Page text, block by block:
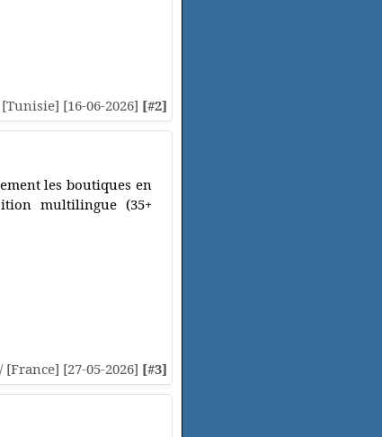
[Tunisie] [16-06-2026] [#2]
les boutiques en
multilingue (35+
[France] [27-05-2026] [#3]